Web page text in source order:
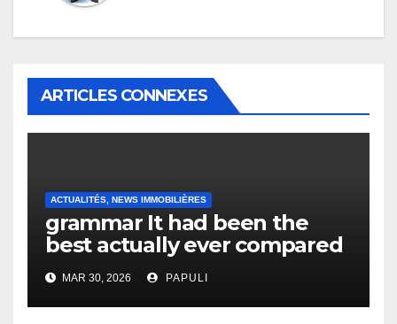
ARTICLES CONNEXES
ACTUALITÉS, NEWS IMMOBILIÈRES
grammar It had been the
best actually ever compared
to it’s the top actually?
English Vocabulary Learners
Heap Change
MAR 30, 2026 PAPULI